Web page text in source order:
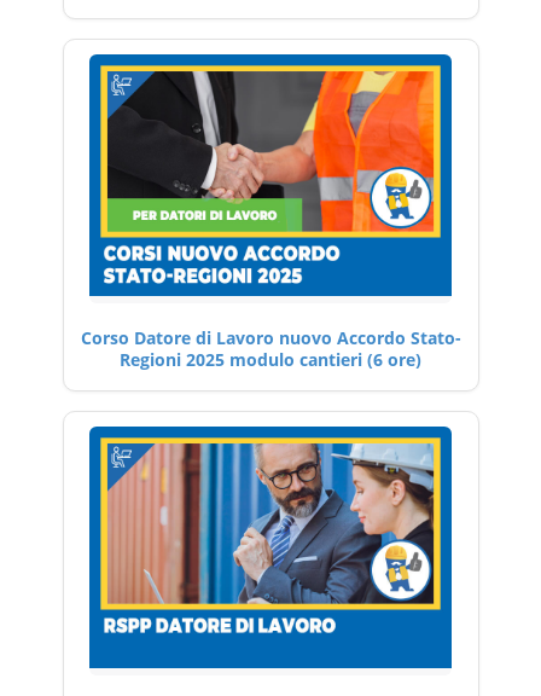
Corso Datore di Lavoro nuovo Accordo Stato-
Regioni 2025 modulo cantieri (6 ore)